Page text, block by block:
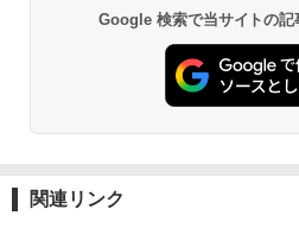
Microsoft
4(最新 永続版
ows11、10/
1冊ですべて
bデザイン入
￥1,292
￥27,980
Amazon
ンチディスプ
Google 検索で当サイトの記
関連リンク